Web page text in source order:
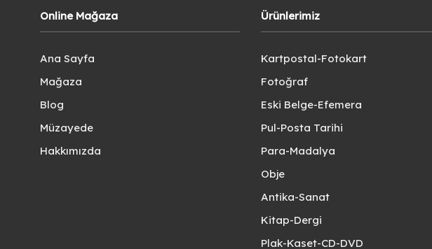
Online Mağaza
Ana Sayfa
Mağaza
Blog
Müzayede
Hakkımızda
Ürünlerimiz
Kartpostal-Fotokart
Fotoğraf
Eski Belge-Efemera
Pul-Posta Tarihi
Para-Madalya
Obje
Antika-Sanat
Kitap-Dergi
Plak-Kaset-CD-DVD